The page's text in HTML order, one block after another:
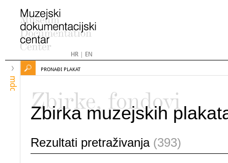
HR| EN
mdc
PRONAĐI PLAKAT
Zbirke, fondovi
Zbirka muzejskih
Rezultati pretraživanja (393)